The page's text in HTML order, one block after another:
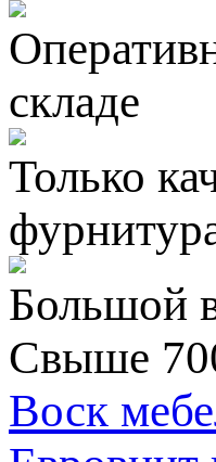
складе
Только
Большой
Свыше
Воск